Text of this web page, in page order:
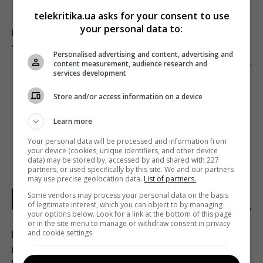
Предыдущий пост
ГОСКИНО «ПОД ЕЛКУ» РАЗДАЛО ДЕНЬГИ НА
41 ФИЛЬМ
Следующий пост
1 ЯНВАРЯ «ПЛЮСПЛЮС» НАЧНЕТ
ПОЛНОЦЕННОЕ ВЕЩАНИЕ В ЦИФРОВОМ ЭФИРЕ
НОВОСТИ УКРАИНЫ
Россия хочет возобновить
механизированные штурмы на фронте: в
telekritika.ua asks for your consent to use
your personal data to:
Personalised advertising and content, advertising and
content measurement, audience research and
services development
Store and/or access information on a device
Learn more
Your personal data will be processed and information from
your device (cookies, unique identifiers, and other device
data) may be stored by, accessed by and shared with 227
partners, or used specifically by this site. We and our partners
may use precise geolocation data. List of partners.
Some vendors may process your personal data on the basis
of legitimate interest, which you can object to by managing
your options below. Look for a link at the bottom of this page
or in the site menu to manage or withdraw consent in privacy
and cookie settings.